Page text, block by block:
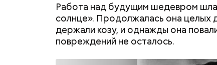
Работа над будущим шедевром
солнце». Продолжалась она целых
держали козу, и однажды она
повреждений не осталось.
Грибным дождем называют те
погоду. Считается, что после них в
поэтому дождь и прозвали
грибного сезона, поэтому 6-го
С одной стороны — это хорошо,
помнить, что сладкими дынями не
арбузами, людям с сахарным
подчеркнула доктор.